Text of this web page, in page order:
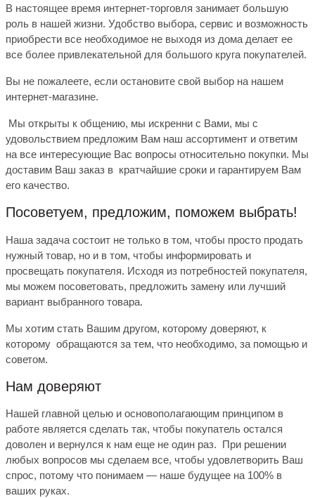
В настоящее время интернет-торговля занимает большую
роль в нашей жизни. Удобство выбора, сервис и возможность
приобрести все необходимое не выходя из дома делает ее
все более привлекательной для большого круга покупателей.
Вы не пожалеете, если остановите свой выбор на нашем
интернет-магазине.
Мы открыты к общению, мы искренни с Вами, мы с
удовольствием предложим Вам наш ассортимент и ответим
на все интересующие Вас вопросы относительно покупки. Мы
доставим Ваш заказ в кратчайшие сроки и гарантируем Вам
его качество.
Посоветуем, предложим, поможем выбрать!
Наша задача состоит не только в том, чтобы просто продать
нужный товар, но и в том, чтобы информировать и
просвещать покупателя. Исходя из потребностей покупателя,
мы можем посоветовать, предложить замену или лучший
вариант выбранного товара.
Мы хотим стать Вашим другом, которому доверяют, к
которому обращаются за тем, что необходимо, за помощью и
советом.
Нам доверяют
Нашей главной целью и основополагающим принципом в
работе является сделать так, чтобы покупатель остался
доволен и вернулся к нам еще не один раз. При решении
любых вопросов мы сделаем все, чтобы удовлетворить Ваш
спрос, потому что понимаем — наше будущее на 100% в
ваших руках.